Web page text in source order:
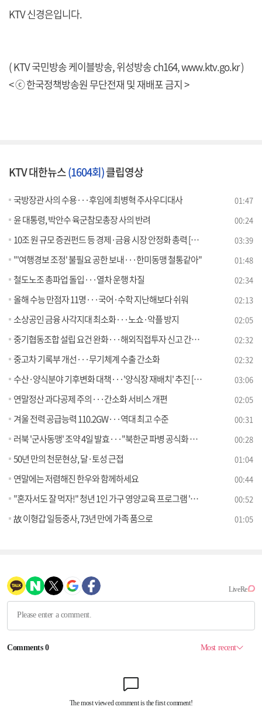
KTV 신경은입니다.
( KTV 국민방송 케이블방송, 위성방송 ch164,www.ktv.go.kr)
< ⓒ 한국정책방송원 무단전재 및 재배포 금지 >
KTV 대한뉴스(1604회)클립영상
국방장관 사의 수용···후임에 최병혁 주사우디대사 01:47
윤 대통령, 박안수 육군참모총장 사의 반려 00:24
10조 원 규모 증권펀드 등 경제·금융 시장 안정화 총력 [뉴스의 맥] 03:39
"'여행경보 조정' 불필요 공한 보내···한미동맹 철통같아" 01:48
철도노조 총파업 돌입···열차 운행 차질 02:34
올해 수능 만점자 11명···국어·수학 지난해보다 쉬워 02:13
소상공인 금융 사각지대 최소화···노쇼·악플 방지 02:05
중기협동조합 설립 요건 완화···해외직접투자 신고 간소화 02:32
중고차 기록부 개선···무기체계 수출 간소화 02:32
수산·양식분야 기후변화 대책···'양식장 재배치' 추진 [정책현장+] 03:06
연말정산 과다공제 주의···간소화 서비스 개편 02:05
겨울 전력 공급능력 110.2GW···역대 최고 수준 00:31
러북 '군사동맹' 조약 4일 발효···"북한군 파병 공식화 주시" 00:28
50년 만의 천문현상, 달·토성 근접 01:04
연말에는 저렴해진 한우와 함께하세요 00:44
"혼자서도 잘 먹자!" 청년 1인 가구 영양교육 프로그램 '나DO한끼' 개발 00:52
故 이형갑 일등중사, 73년 만에 가족 품으로 01:05